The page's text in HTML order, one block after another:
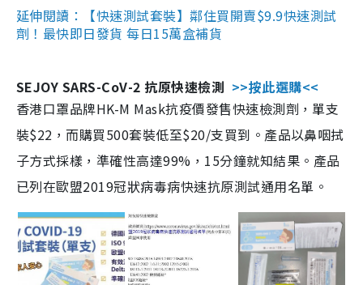
延伸閱讀：【快速測試套裝】鄰住買開賣$9.9快速測試
劑！最快即日發貨 每日15萬盒補貨
SEJOY SARS-CoV-2 抗原快速檢測 >>按此選購<<
香港口罩品牌HK-M Mask抗疫價發售快速檢測劑，單支
裝$22，而購買500套裝低至$20/支買到。產品以鼻咽拭
子方式採樣，準確性高達99%，15分鐘就知結果。產品
已列在歐盟2019冠狀病毒病快速抗原測試通用名單。